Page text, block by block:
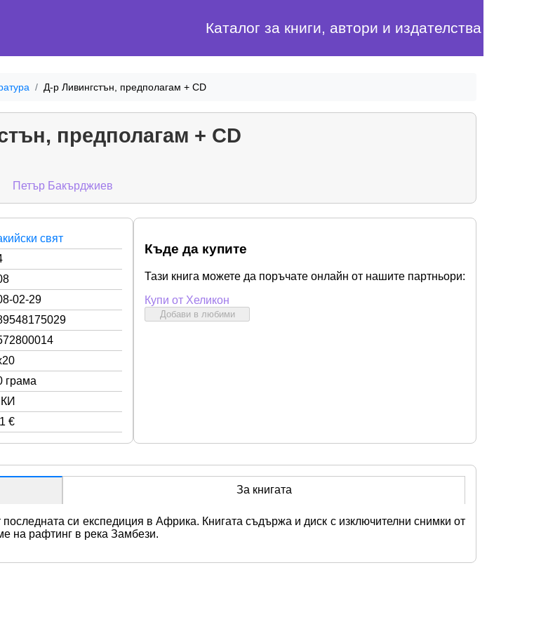
Каталог за книги, автори и издателства
Д-р Ливингстън, предполагам + CD
предполагам + CD
Петър Бакърджиев
свят
02-29
грама
€
Къде да купите
Тази книга можете да поръчате онлайн от нашите партньори:
Купи от Хеликон
Добави в любими
За книгата
си експедиция в Африка. Книгата съдържа и диск с изключителни снимки от
на рафтинг в река Замбези.